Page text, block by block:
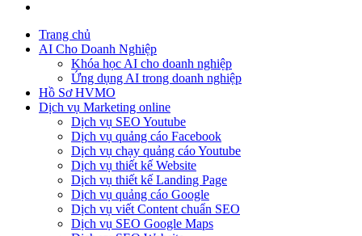
Trang chủ
AI Cho Doanh Nghiệp
Khóa học AI cho doanh nghiệp
Ứng dụng AI trong doanh nghiệp
Hồ Sơ HVMO
Dịch vụ Marketing online
Dịch vụ SEO Youtube
Dịch vụ quảng cáo Facebook
Dịch vụ chạy quảng cáo Youtube
Dịch vụ thiết kế Website
Dịch vụ thiết kế Landing Page
Dịch vụ quảng cáo Google
Dịch vụ viết Content chuẩn SEO
Dịch vụ SEO Google Maps